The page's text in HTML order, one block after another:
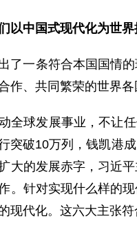
以中国式现代化为世
了一条符合本国国情
作、共同繁荣的世界各
全球发展事业，不让
突破10万列，钱凯港
大的发展赤字，习近
。针对实现什么样的
现代化。这六大主张